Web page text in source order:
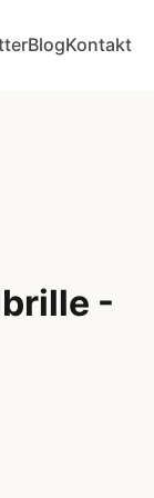
BlogKontakt
-